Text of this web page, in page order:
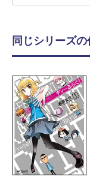
同じシリーズの